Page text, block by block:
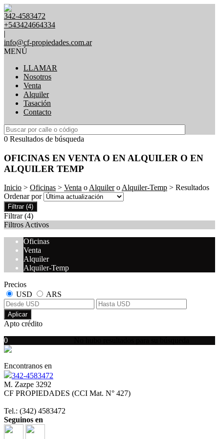
342-4583472
+543424664334
|
info@cf-propiedades.com.ar
MENÚ
LLAMAR
Nosotros
Venta
Alquiler
Tasación
Contacto
0 Resultados de búsqueda
OFICINAS EN VENTA O EN ALQUILER O EN
ALQUILER TEMP
Inicio > Oficinas > Venta oAlquileroAlquiler-Temp > Resultados
Ordenar por
Filtrar (4)
Filtrar (4)
Filtros Activos
Oficinas
Venta
Alquiler
Alquiler-Temp
Precios
USD
ARS
Aplicar
Apto crédito
0
Encontranos en
342-4583472
M. Zazpe 3292
CF PROPIEDADES (CCI Mat. N° 427)
Tel.: (342) 4583472
Seguinos en